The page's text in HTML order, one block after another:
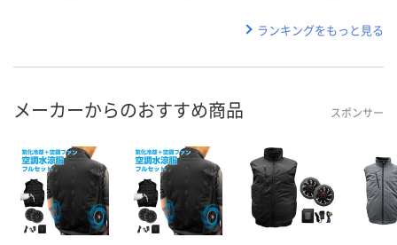
ランキングをもっと見る
メーカーからのおすすめ商品 スポンサー